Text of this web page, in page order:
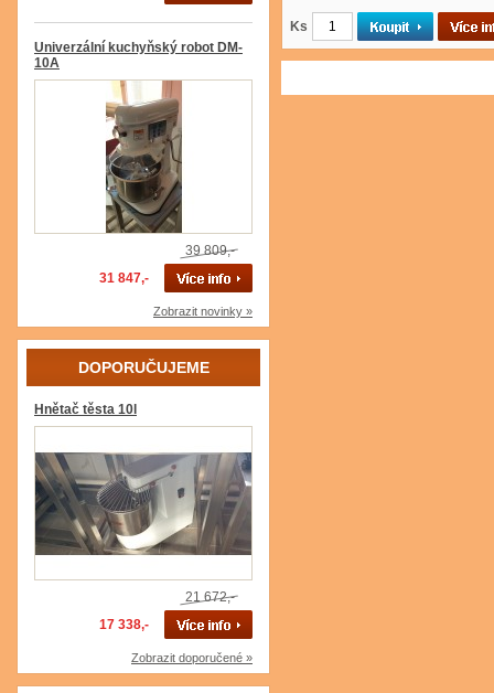
Univerzální kuchyňský robot DM-
10A
39 809,-
31 847,-
Zobrazit novinky »
DOPORUČUJEME
Hnětač těsta 10l
21 672,-
17 338,-
Zobrazit doporučené »
Ks